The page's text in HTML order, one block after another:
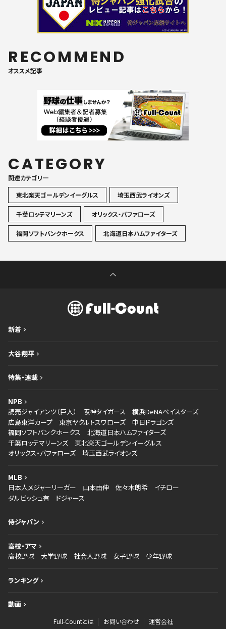
RECOMMEND
オススメ記事
CATEGORY
関連カテゴリ一
東北楽天ゴールデンイーグルス
埼玉西武ライオンズ
千葉ロッテマリーンズ オリックス・バファローズ
福岡ソフトバンクホークス 北海道日本ハムファイターズ
新着
大谷翔平
特集・連載
NPB
読売ジャイアンツ（巨人）
阪神タイガース
横浜DeNAベイスターズ
広島東洋カープ
東京ヤクルトスワローズ
中日ドラゴンズ
福岡ソフトバンクホークス
北海道日本ハムファイターズ
千葉ロッテマリーンズ
東北楽天ゴールデンイーグルス
オリックス・バファローズ
埼玉西武ライオンズ
MLB
日本人メジャーリーガー
山本由伸 佐々木朗希
イチロー
ダルビッシュ有
ドジャース
侍ジャパン
高校・アマ
高校野球
大学野球 社会人野球 女子野球 少年野球
ランキング
動画
Full-Countとは お問い合わせ 運営会社